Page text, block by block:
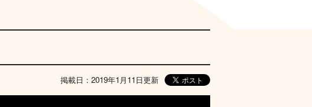
掲載日：2019年1月11日更新